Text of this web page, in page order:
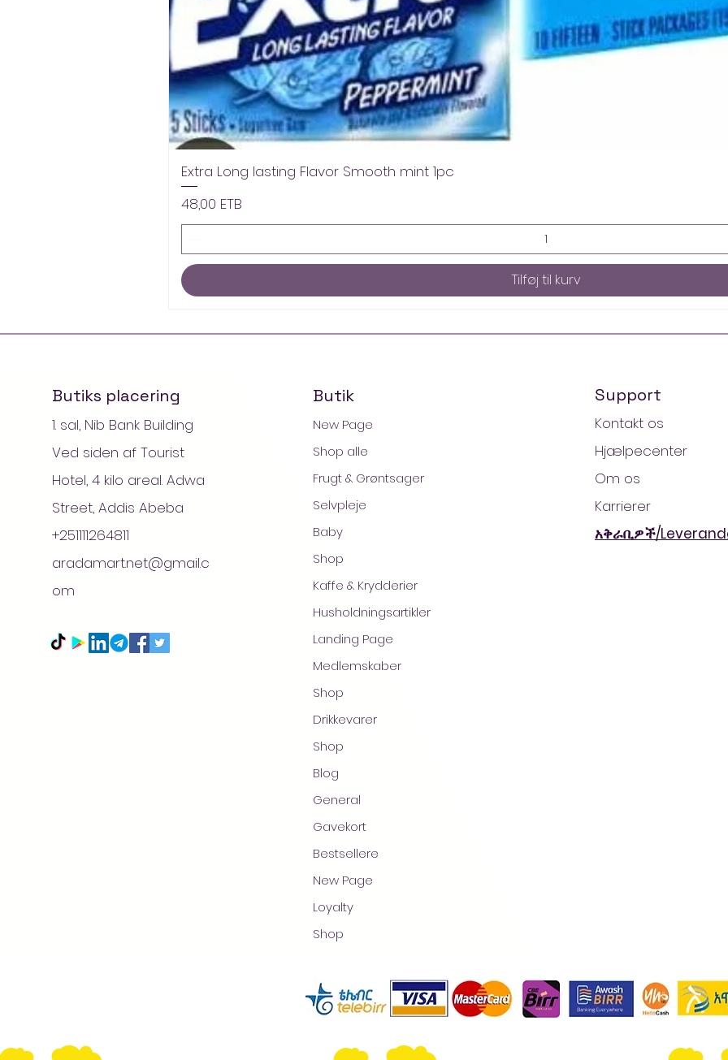
Extra Long lasting Flavor Smooth mint 1pc
Pris
48,00 ETB
Tilføj til kurv
© 2021 af AradaMart - Købmand -Supermarked - Shopping
Butiks placering
1. sal, Nib Bank Building
Ved siden af Tourist
Hotel, 4 kilo areal. Adwa
Street, Addis Abeba
+251111264811
aradamart.net@gmail.c
om
Butik
New Page
Shop alle
Frugt & Grøntsager
Selvpleje
Baby
Shop
Kaffe & Krydderier
Husholdningsartikler
Landing Page
Medlemskaber
Shop
Drikkevarer
Shop
Blog
General
Gavekort
Bestsellere
New Page
Loyalty
Shop
Support
Kontakt os
Hjælpecenter
Om os
Karrierer
አቅራቢዎች/